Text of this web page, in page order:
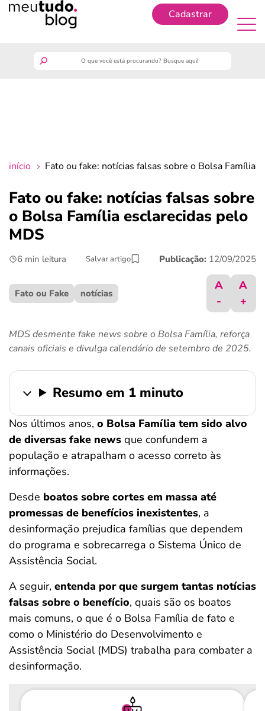
Cadastrar
crédito fácil
início Fato ou fake: notícias falsas sobre o Bolsa Família
Fato ou fake: notícias falsas sobre
o Bolsa Família esclarecidas pelo
MDS
6 min leitura Salvar artigo Publicação: 12/09/2025
Fato ou Fake notícias
A
-
A
+
MDS desmente fake news sobre o Bolsa Família, reforça
canais oficiais e divulga calendário de setembro de 2025.
Resumo em 1 minuto
Nos últimos anos, o Bolsa Família tem sido alvo
de diversas fake news que confundem a
população e atrapalham o acesso correto às
informações.
Desde boatos sobre cortes em massa até
promessas de benefícios inexistentes, a
desinformação prejudica famílias que dependem
do programa e sobrecarrega o Sistema Único de
Assistência Social.
A seguir, entenda por que surgem tantas notícias
falsas sobre o benefício, quais são os boatos
mais comuns, o que é o Bolsa Família de fato e
como o Ministério do Desenvolvimento e
Assistência Social (MDS) trabalha para combater a
desinformação.